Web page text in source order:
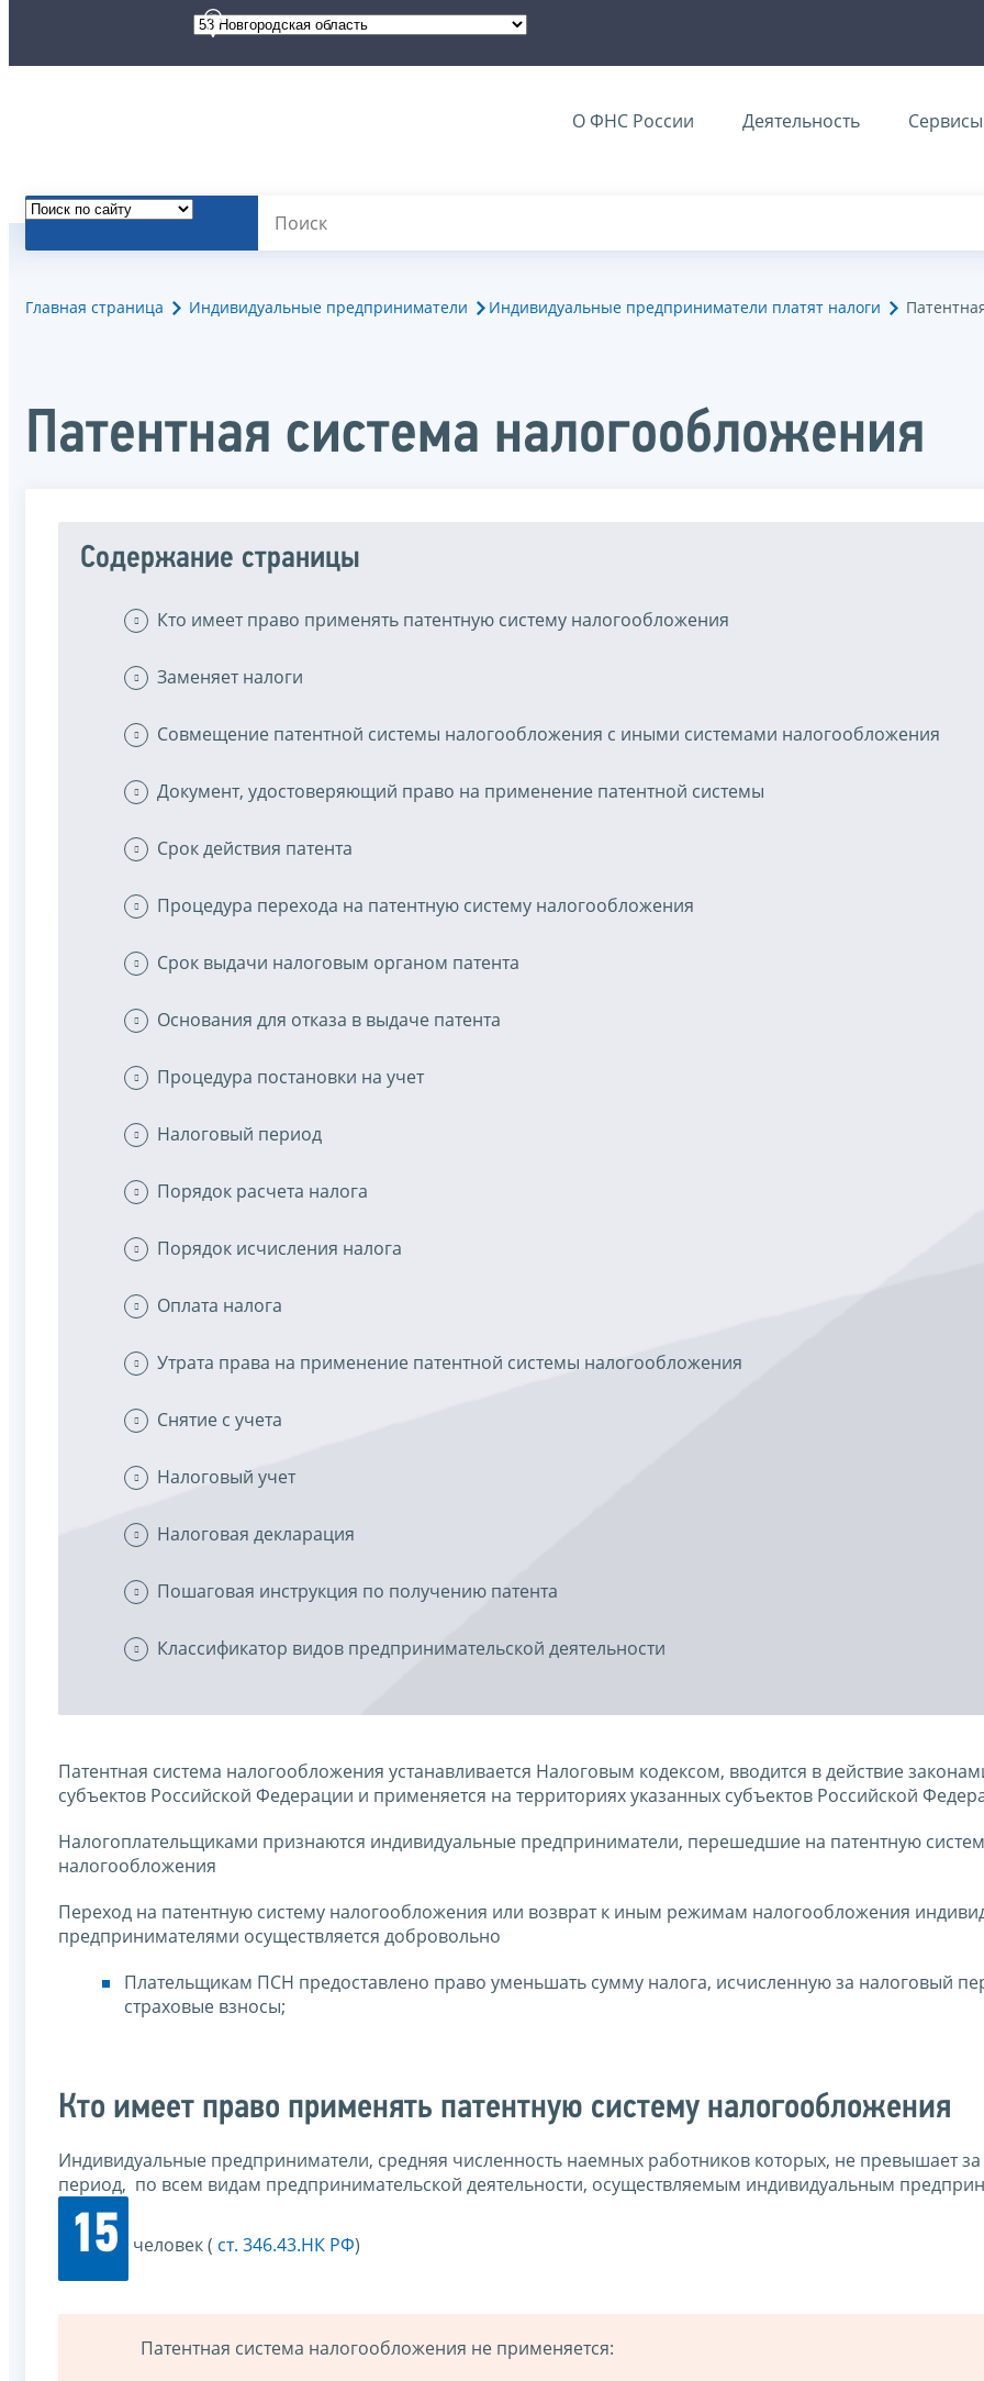
О ФНС России Деятельность Сервисы
Главная страница Индивидуальные предприниматели Индивидуальные предприниматели платят налоги
Патентная система налогообложения
Содержание страницы
Кто имеет право применять патентную систему налогообложения
Заменяет налоги
Совмещение патентной системы налогообложения с иными системами налогообложения
Документ, удостоверяющий право на применение патентной системы
Срок действия патента
Процедура перехода на патентную систему налогообложения
Срок выдачи налоговым органом патента
Основания для отказа в выдаче патента
Процедура постановки на учет
Налоговый период
Порядок расчета налога
Порядок исчисления налога
Оплата налога
Утрата права на применение патентной системы налогообложения
Снятие с учета
Налоговый учет
Налоговая декларация
Пошаговая инструкция по получению патента
Классификатор видов предпринимательской деятельности
Патентная система налогообложения устанавливается Налоговым кодексом, вводится в действие
субъектов Российской Федерации и применяется на территориях указанных субъектов Российской
Налогоплательщиками признаются индивидуальные предприниматели, перешедшие на патентную
налогообложения
Переход на патентную систему налогообложения или возврат к иным режимам налогообложения
предпринимателями осуществляется добровольно
Плательщикам ПСН предоставлено право уменьшать сумму налога, исчисленную за налоговый
страховые взносы;
Кто имеет право применять патентную систему налогообложения
Индивидуальные предприниматели, средняя численность наемных работников которых, не превышает
период, по всем видам предпринимательской деятельности, осуществляемым индивидуальным
15 человек ( ст. 346.43.НК РФ)
Патентная система налогообложения не применяется: